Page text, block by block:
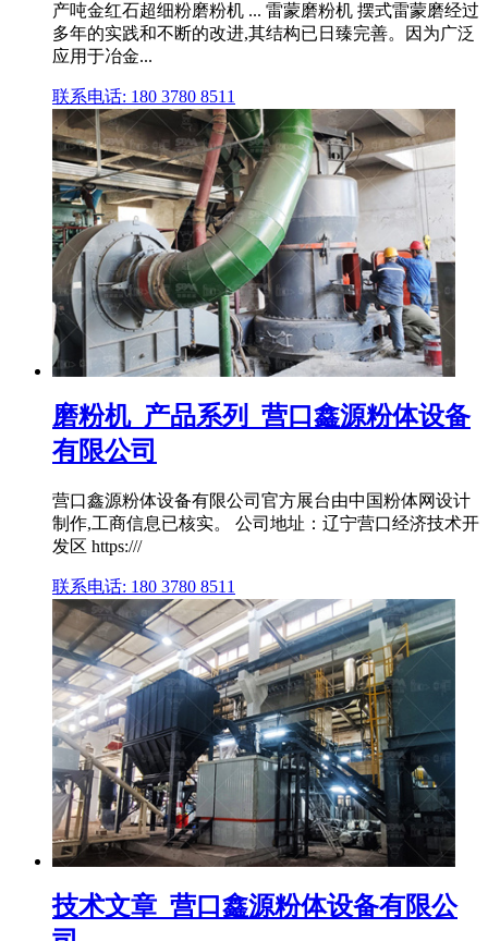
产吨金红石超细粉磨粉机 ... 雷蒙磨粉机 摆式雷蒙磨经过
多年的实践和不断的改进,其结构已日臻完善。因为广泛
应用于冶金...
联系电话: 180 3780 8511
磨粉机_产品系列_营口鑫源粉体设备
有限公司
营口鑫源粉体设备有限公司官方展台由中国粉体网设计
制作,工商信息已核实。 公司地址：辽宁营口经济技术开
发区 https:///
联系电话: 180 3780 8511
技术文章_营口鑫源粉体设备有限公